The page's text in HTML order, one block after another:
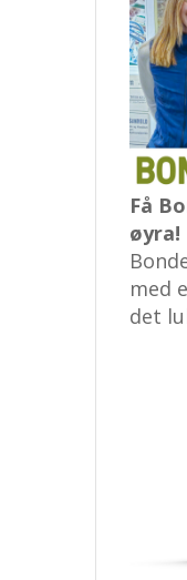
Få
øyra!
med
det